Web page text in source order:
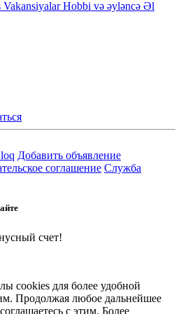
Vakansiyalar Hobbi və əyləncə Əl
Добавить объявление
соглашение Служба
счет!
cookies для более удобной
Продолжая любое дальнейшее
с этим. Более